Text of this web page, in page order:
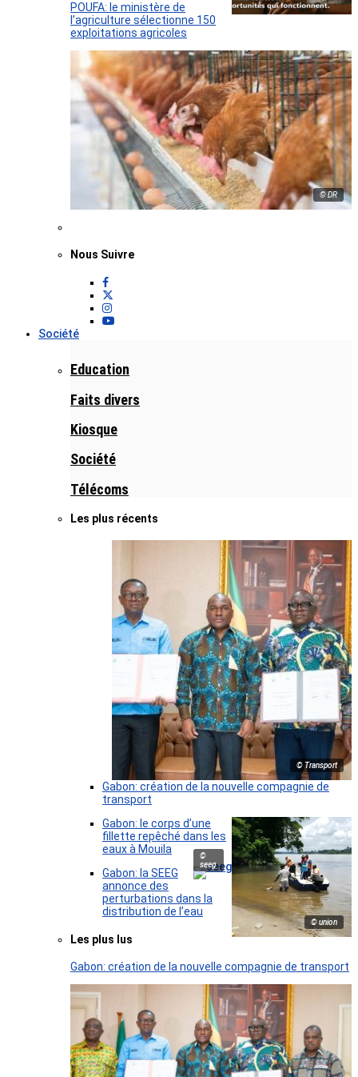
POUFA: le ministère de
l’agriculture sélectionne 150
exploitations agricoles
© DR
Nous Suivre
Société
Education
Faits divers
Kiosque
Société
Télécoms
Les plus récents
© Transport
Gabon: création de la nouvelle compagnie de
transport
© union
Gabon: le corps d’une
fillette repêché dans les
eaux à Mouila
©
seeg
Gabon: la SEEG
annonce des
perturbations dans la
distribution de l’eau
Les plus lus
Gabon: création de la nouvelle compagnie de transport